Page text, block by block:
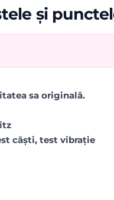
și
sa originală.
căști, test vibrație